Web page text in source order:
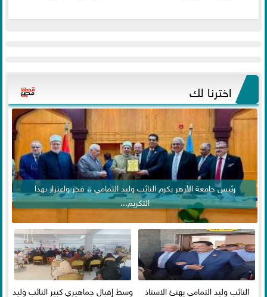
اخترنا لك
رئيس جامعة الأزهر يكرم النائب وليد التمامي .. فخر واعتزاز بهذا
التكريم...
النائب وليد التمامي يهنئ الاستاذ
وسط إقبال جماهيري كبير النائب وليد